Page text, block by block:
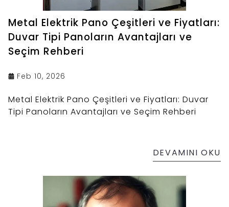
Metal Elektrik Pano Çeşitleri ve Fiyatları:
Duvar Tipi Panoların Avantajları ve
Seçim Rehberi
Feb 10, 2026
Metal Elektrik Pano Çeşitleri ve Fiyatları: Duvar
Tipi Panoların Avantajları ve Seçim Rehberi
DEVAMINI OKU